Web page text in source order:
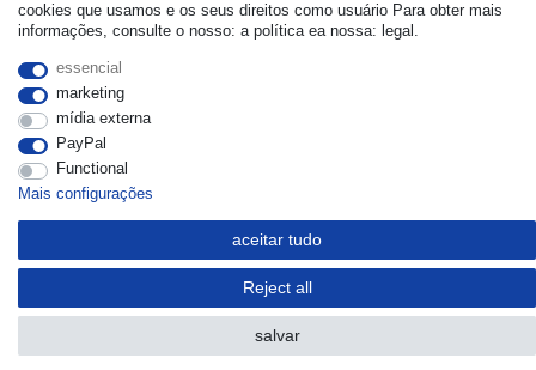
reserved. Prices incl. VAT. 19% VAT Basic prices see article detail
| * Applies to deliveries to the UK!
cookies que usamos e os seus direitos como usuário Para obter mais
informações, consulte o nosso: a política ea nossa: legal.
essencial
marketing
mídia externa
PayPal
Functional
Mais configurações
aceitar tudo
Reject all
salvar